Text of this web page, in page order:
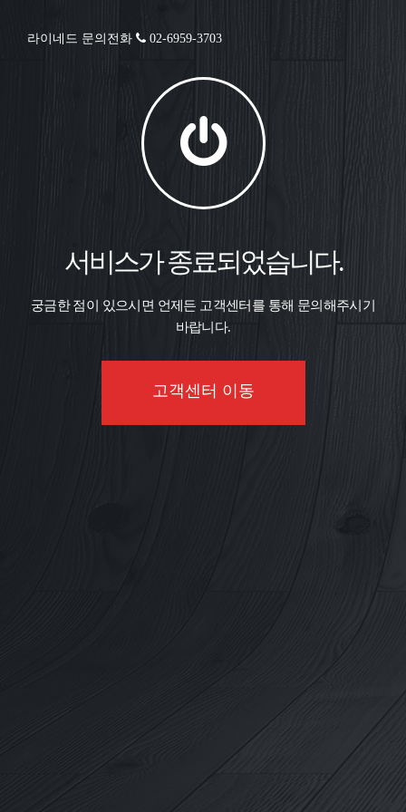
라이네드 문의전화 02-6959-3703
서비스가 종료되었습니다.
궁금한 점이 있으시면 언제든 고객센터를 통해 문의해주시기
바랍니다.
고객센터 이동